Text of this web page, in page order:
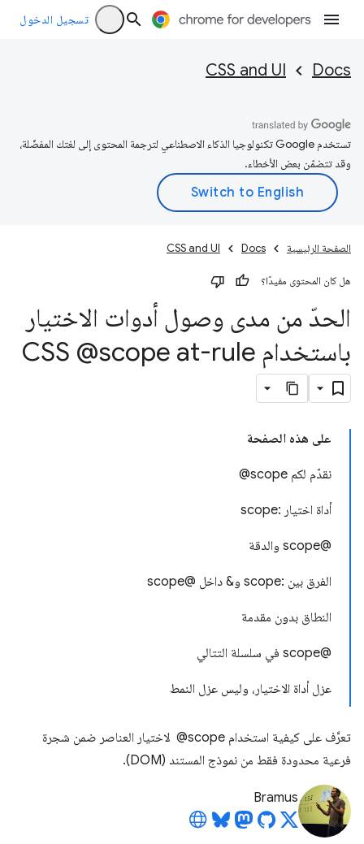
تسجيل الدخول
Docs
CSS and UI
تستخدم Google تكنولوجيا الذكاء الاصطناعي لترجمة المحتوى إلى لغتك المفضّلة،
وقد تتضمّن بعض الأخطاء.
الصفحة الرئيسية Docs
CSS and UI
هل كان المحتوى مفيدًا؟
الحدّ من مدى وصول أدوات الاختيار
باستخدام CSS @scope at-rule
على هذه الصفحة
نقدّم لكم ‎ @scope
أداة اختيار :scope
@scope والدقة
الفرق بين :scope و& داخل @scope
النطاق بدون مقدمة
‫@scope في سلسلة التتالي
عزل أداة الاختيار، وليس عزل النمط
تعرَّف على كيفية استخدام ‎ @scope لاختيار العناصر ضمن شجرة
فرعية محدودة فقط من نموذج المستند (DOM).
Bramus